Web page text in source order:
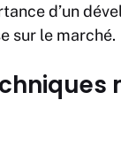
d’un
sur le marché.